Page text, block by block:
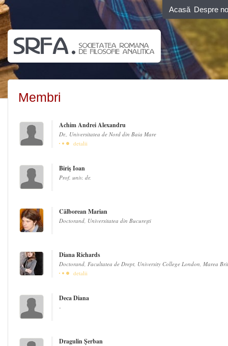
Acasă Despre
Membri
Achim Andrei Alexandru
Dr., Universitatea de Nord din Baia Mare
detalii
Biriş Ioan
Prof. univ. dr.
Călborean Marian
Doctorand, Universitatea din Bucureşti
Diana Richards
Doctorand, Facultatea de Drept, University College London, Marea
detalii
Deca Diana
-
Dragulin Şerban